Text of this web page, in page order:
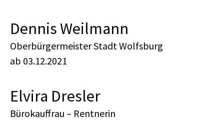
Dennis Weilmann
Oberbürgermeister Stadt Wolfsburg
ab 03.12.2021
Elvira Dresler
Bürokauffrau – Rentnerin